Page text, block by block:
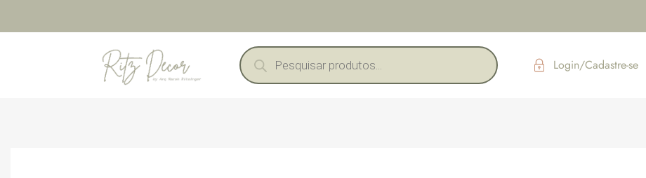
Login/Cadastre-se